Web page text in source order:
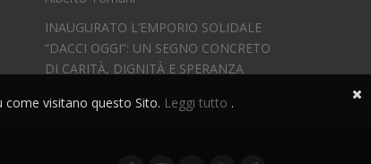
INAUGURATO L’EMPORIO SOLIDALE
“DACCI OGGI”: UN SEGNO CONCRETO
DI CARITÀ, DIGNITÀ E SPERANZA
visitano questo Sito. Leggi tutto .